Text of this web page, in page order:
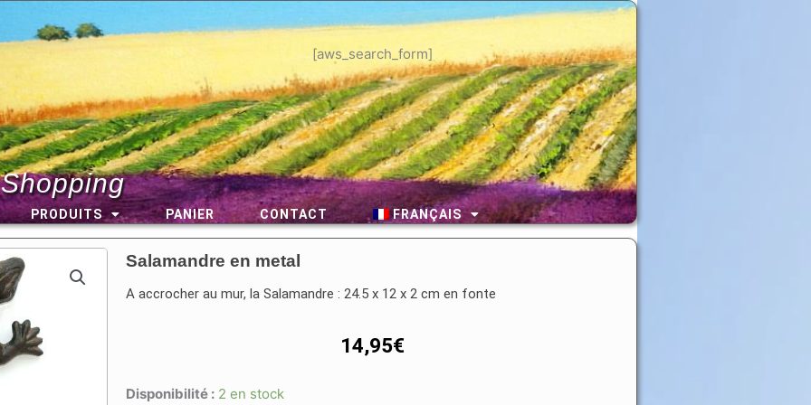
[aws_search_form]
PRODUITS PANIER CONTACT FRANÇAIS
Salamandre en metal
A accrocher au mur, la Salamandre : 24.5 x 12 x 2 cm en fonte
14,95€
Disponibilité : 2 en stock